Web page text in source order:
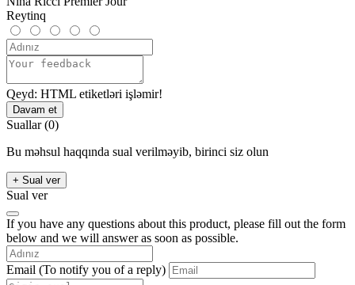
Reytinq
Qeyd: HTML etiketləri işləmir!
Davam et
Suallar (0)
Bu məhsul haqqında sual verilməyib, birinci siz olun
+ Sual ver
Sual ver
If you have any questions about this product, please fill out the form
below and we will answer as soon as possible.
Email (To notify you of a reply)